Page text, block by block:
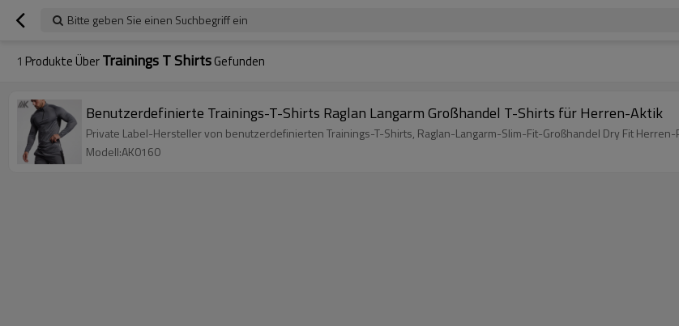
Bitte geben Sie einen Suchbegriff ein
1 Produkte ÜberTrainings T ShirtsGefunden
Benutzerdefinierte Trainings-T-Shirts Raglan Langarm Großhandel T-Shirts für Herren-Aktik
Private Label-Hersteller von benutzerdefinierten Trainings-T-Shirts, Raglan-Langarm-Slim-Fit-Großhandel Dry Fit
Modell:AK0160